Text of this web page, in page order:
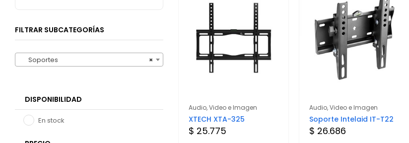
FILTRAR SUBCATEGORÍAS
×
Soportes
DISPONIBILIDAD
En stock
Audio, Video e Imagen
XTECH XTA-325
$ 25.775
Audio, Video e Imagen
Soporte Intelaid IT-T22
$ 26.686